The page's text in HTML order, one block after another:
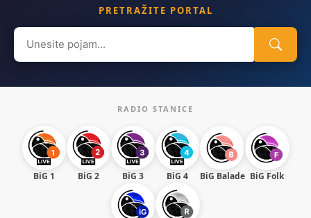
PRETRAŽITE PORTAL
Search
for:
RADIO STANICE
BiG 1 BiG 2 BiG 3 BiG 4 BiG Balade BiG Folk